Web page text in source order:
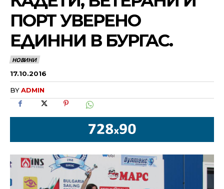
ПОРТ УВЕРЕНО
ЕДИННИ В БУРГАС.
НОВИНИ
17.10.2016
BYADMIN